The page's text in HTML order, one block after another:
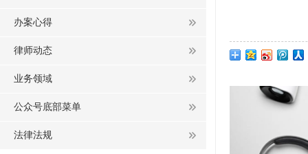
办案心得
律师动态
业务领域
公众号底部菜单
法律法规